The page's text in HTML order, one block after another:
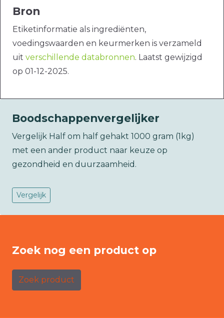
Bron
Etiketinformatie als ingrediënten,
voedingswaarden en keurmerken is verzameld
uit verschillende databronnen. Laatst gewijzigd
op 01-12-2025.
Boodschappenvergelijker
Vergelijk Half om half gehakt 1000 gram (1kg)
met een ander product naar keuze op
gezondheid en duurzaamheid.
Vergelijk
Zoek nog een product op
Zoek product